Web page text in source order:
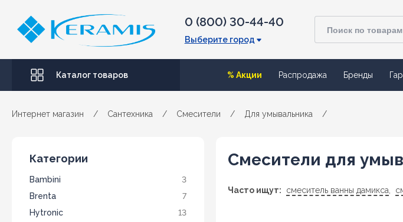
0 (800) 30-44-40
Выберите город
Каталог товаров % Акции Распродажа Бренды
Интернет магазин / Сантехника / Смесители / Для умывальника /
Категории
Bambini
3
Brenta
7
Hytronic
13
Смесители для
Часто ищут: смеситель ванны дамикса